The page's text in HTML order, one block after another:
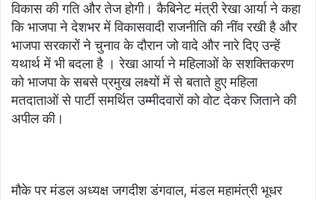
विकास की गति और तेज होगी। कैबिनेट मंत्री रेखा आर्या ने कहा
कि भाजपा ने देशभर में विकासवादी राजनीति की नींव रखी है और
भाजपा सरकारों ने चुनाव के दौरान जो वादे और नारे दिए उन्हें
यथार्थ में भी बदला है । रेखा आर्या ने महिलाओं के सशक्तिकरण
को भाजपा के सबसे प्रमुख लक्ष्यों में से बताते हुए महिला
मतदाताओं से पार्टी समर्थित उम्मीदवारों को वोट देकर जिताने की
अपील की।
मौके पर मंडल अध्यक्ष जगदीश डंगवाल, मंडल महामंत्री भूधर